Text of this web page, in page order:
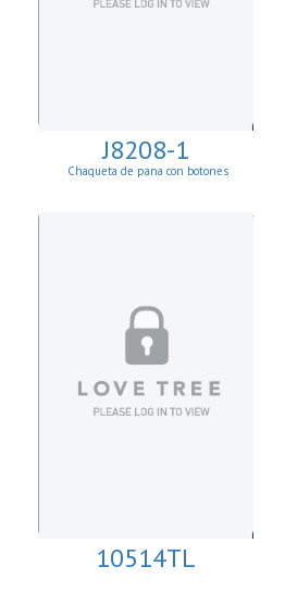
J8208-1
Chaqueta de pana con botones
10514TL